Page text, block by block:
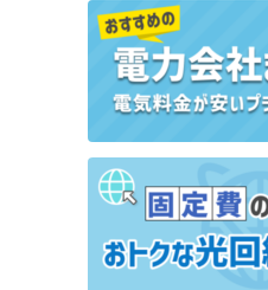
Vポイントが貯ま
ンを比較
楽天ポイントが
CDエナジーの評